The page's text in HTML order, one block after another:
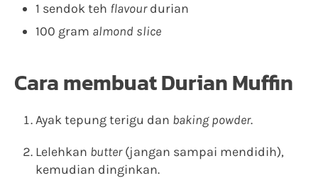
1 sendok teh flavourdurian
100 gram almond slice
Cara membuat Durian Muffin
Ayak tepung terigu dan baking powder.
Lelehkan butter(jangan sampai mendidih),
kemudian dinginkan.